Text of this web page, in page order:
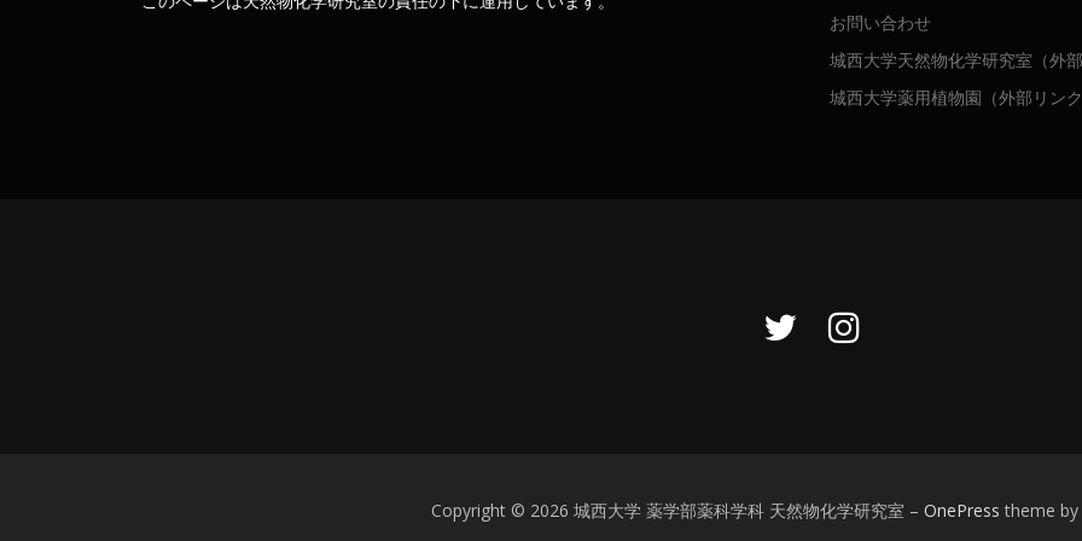
お問い合わせ
城西大学天然物化学研究室（外部
城西大学薬用植物園（外部リンク
Copyright © 2026 城西大学 薬学部薬科学科 天然物化学研究室 – OnePress theme